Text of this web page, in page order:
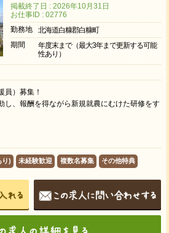
掲載終了日 : 2026年10月31日
お仕事ID : 02776
勤務地
北海道白糠郡白糠町
期間
年度末まで（最大3年まで更新する可能
性あり）
）募集！
し、報酬を得ながら新規就農にむけた研修をす
り) 未経験歓迎 複数名募集 その他特典